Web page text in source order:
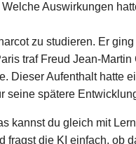
Auswirkungen
zu studieren. Er
traf Freud Jean-
Dieser Aufenthalt hatte
seine spätere
kannst du gleich mit
die KI einfach, ob